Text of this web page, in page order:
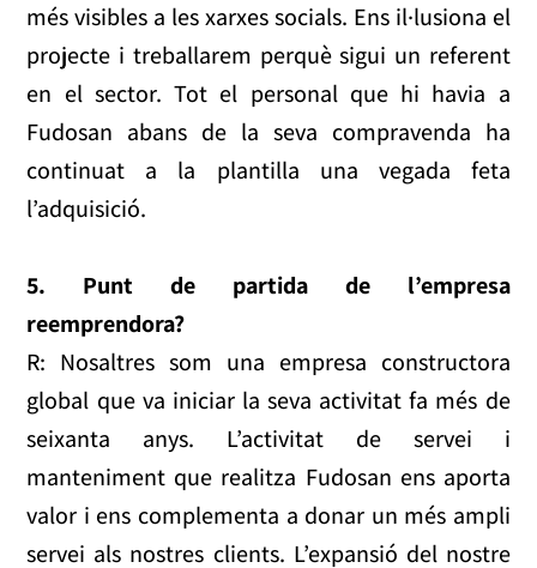
més visibles a les xarxes socials. Ens il·lusiona el
projecte i treballarem perquè sigui un referent
en el sector. Tot el personal que hi havia a
Fudosan abans de la seva compravenda ha
continuat a la plantilla una vegada feta
l’adquisició.
5. Punt de partida de l’empresa
reemprendora?
R: Nosaltres som una empresa constructora
global que va iniciar la seva activitat fa més de
seixanta anys. L’activitat de servei i
manteniment que realitza Fudosan ens aporta
valor i ens complementa a donar un més ampli
servei als nostres clients. L’expansió del nostre